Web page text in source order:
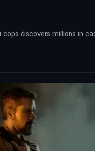
discovers millions in